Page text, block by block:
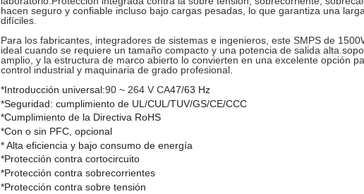
hacen seguro y confiable incluso bajo cargas pesadas, lo que garantiza una
difíciles.
Para los fabricantes, integradores de sistemas e ingenieros, este SMPS de
ideal cuando se requiere un tamaño compacto y una potencia de salida
amplio, y la estructura de marco abierto lo convierten en una excelente opción
control industrial y maquinaria de grado profesional.
*Introducción universal:90 ~ 264 V CA47/63 Hz
*Seguridad: cumplimiento de UL/CUL/TUV/GS/CE/CCC
*Cumplimiento de la Directiva RoHS
*Con o sin PFC, opcional
* Alta eficiencia y bajo consumo de energía
*Protección contra cortocircuito
*Protección contra sobrecorrientes
*Protección contra sobre tensión